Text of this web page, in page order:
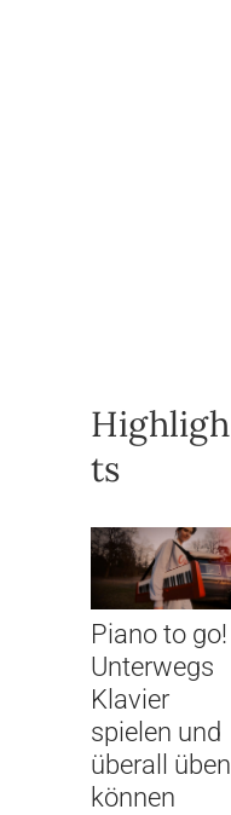
Highligh
ts
Piano to go!
Unterwegs
Klavier
spielen und
überall üben
können